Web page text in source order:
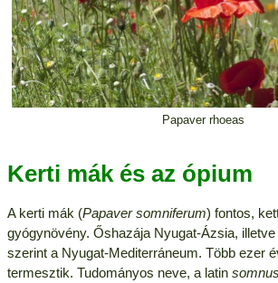
Papaver rhoeas
Kerti mák és az ópium
A kerti mák (Papaver somniferum) fontos,
gyógynövény. Őshazája Nyugat-Ázsia,
szerint a Nyugat-Mediterráneum. Több ezer
termesztik. Tudományos neve, a latin somnus